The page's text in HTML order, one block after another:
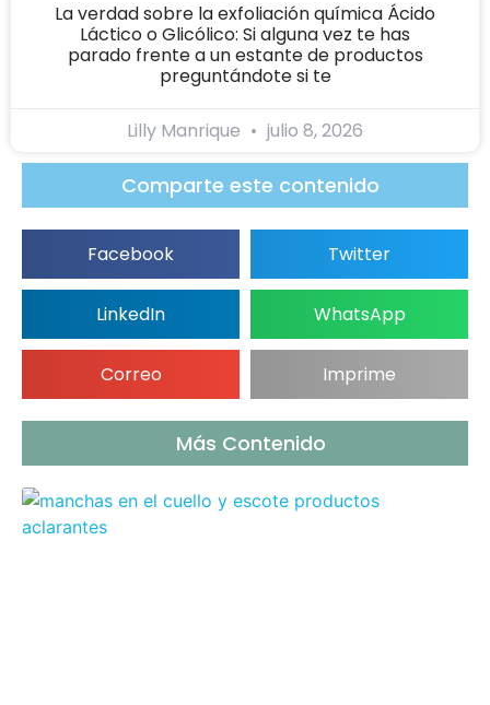
La verdad sobre la exfoliación química Ácido
Láctico o Glicólico: Si alguna vez te has
parado frente a un estante de productos
preguntándote si te
Lilly Manrique julio 8, 2026
Comparte este contenido
Facebook Twitter
LinkedIn WhatsApp
Correo Imprime
Más Contenido